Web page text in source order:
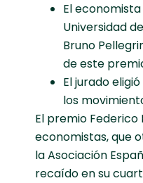
El
Universidad
Bruno
de este
El jurado
los
El premio
economistas, que
la Asociación
recaído en su